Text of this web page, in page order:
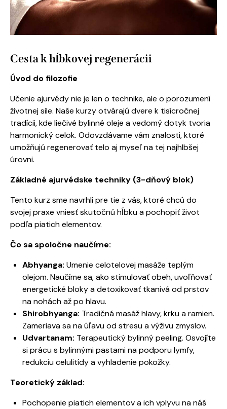
Cesta k hĺbkovej regenerácii
Úvod do filozofie
Učenie ajurvédy nie je len o technike, ale o porozumení
životnej sile. Naše kurzy otvárajú dvere k tisícročnej
tradícii, kde liečivé bylinné oleje a vedomý dotyk tvoria
harmonický celok. Odovzdávame vám znalosti, ktoré
umožňujú regenerovať telo aj myseľ na tej najhlbšej
úrovni.
Základné ajurvédske techniky (3-dňový blok)
Tento kurz sme navrhli pre tie z vás, ktoré chcú do
svojej praxe vniesť skutočnú hĺbku a pochopiť život
podľa piatich elementov.
Čo sa spoločne naučíme:
Abhyanga: Umenie celotelovej masáže teplým
olejom. Naučíme sa, ako stimulovať obeh, uvoľňovať
energetické bloky a detoxikovať tkanivá od prstov
na nohách až po hlavu.
Shirobhyanga: Tradičná masáž hlavy, krku a ramien.
Zameriava sa na úľavu od stresu a výživu zmyslov.
Udvartanam: Terapeutický bylinný peeling. Osvojíte
si prácu s bylinnými pastami na podporu lymfy,
redukciu celulitídy a vyhladenie pokožky.
Teoretický základ:
Pochopenie piatich elementov a ich vplyvu na náš